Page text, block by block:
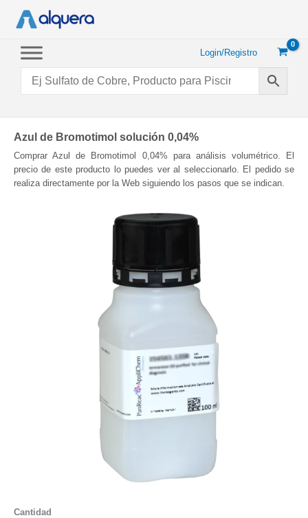
Login/Registro
Azul de Bromotimol solución 0,04%
Comprar Azul de Bromotimol 0,04% para análisis volumétrico. El
precio de este producto lo puedes ver al seleccionarlo. El pedido se
realiza directamente por la Web siguiendo los pasos que se indican.
Cantidad